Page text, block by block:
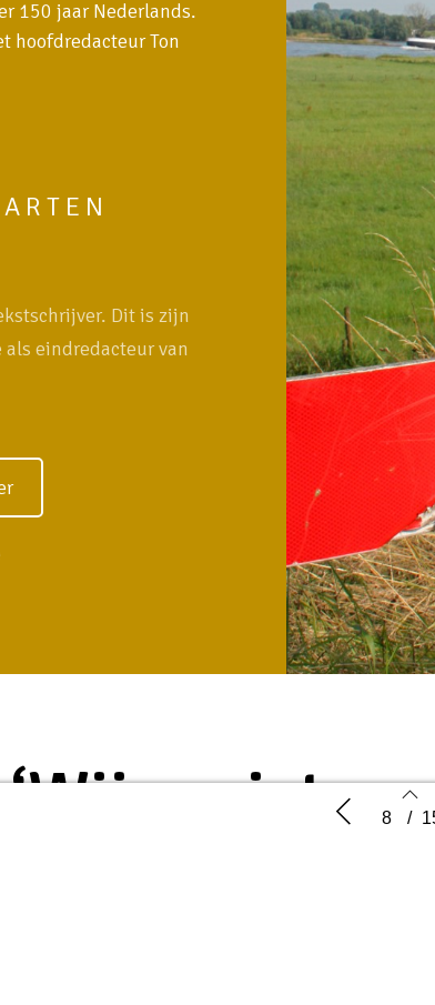
rapporteren
‘Wij registreren taal,
8 /
150 jaar Nederlands.
hoofdredacteur Ton
Dit is zijn
eindredacteur van
‘Wij